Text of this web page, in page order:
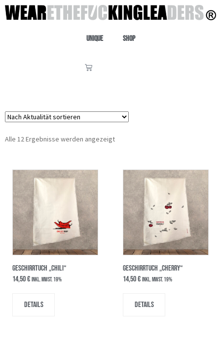
Unique Shop
Alle 12 Ergebnisse werden angezeigt
GESCHIRRTUCH „CHILI“
14,50€ inkl. MwSt. 19%
Details
GESCHIRRTUCH „CHERRY“
14,50€ inkl. MwSt. 19%
Details